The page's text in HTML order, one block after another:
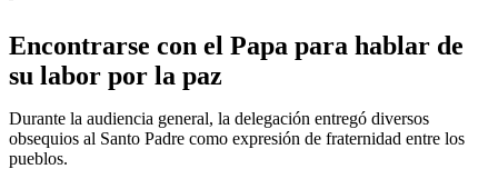
Encontrarse con el Papa para hablar de
su labor por la paz
Durante la audiencia general, la delegación entregó diversos
obsequios al Santo Padre como expresión de fraternidad entre los
pueblos.